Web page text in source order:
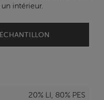
intérieur.
20% LI, 80% PES